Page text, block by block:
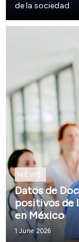
de la sociedad.
NEWS
Datos de
positivos de
en México
1 June 2026